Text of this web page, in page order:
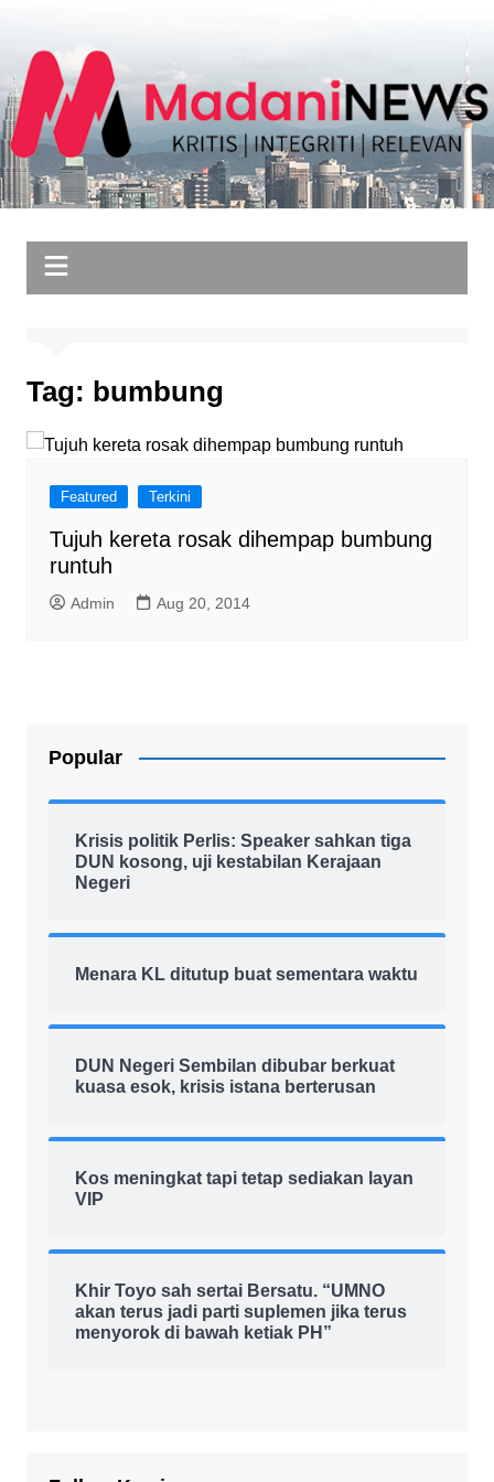
content
Tag: bumbung
Featured Terkini
Tujuh kereta rosak dihempap bumbung
runtuh
Admin Aug 20, 2014
Popular
Krisis politik Perlis: Speaker sahkan tiga
DUN kosong, uji kestabilan Kerajaan
Negeri
Menara KL ditutup buat sementara waktu
DUN Negeri Sembilan dibubar berkuat
kuasa esok, krisis istana berterusan
Kos meningkat tapi tetap sediakan layan
VIP
Khir Toyo sah sertai Bersatu. “UMNO
akan terus jadi parti suplemen jika terus
menyorok di bawah ketiak PH”